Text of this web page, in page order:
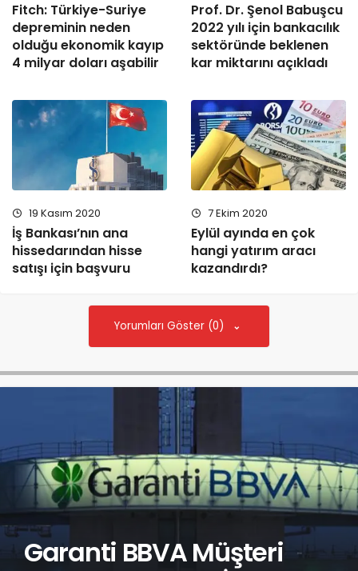
Fitch: Türkiye-Suriye
depreminin neden
olduğu ekonomik kayıp
4 milyar doları aşabilir
Prof. Dr. Şenol Babuşcu
2022 yılı için bankacılık
sektöründe beklenen
kar miktarını açıkladı
19 Kasım 2020
İş Bankası’nın ana
hissedarından hisse
satışı için başvuru
7 Ekim 2020
Eylül ayında en çok
hangi yatırım aracı
kazandırdı?
Yorumları Göster (0)
Garanti BBVA Müşteri